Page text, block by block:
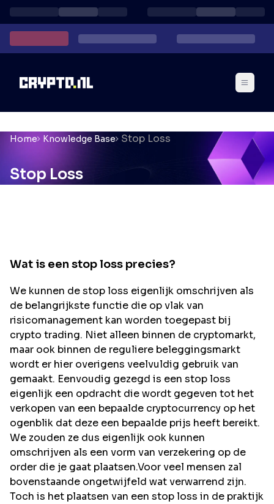
Home Knowledge Base Stop Loss
Stop Loss
Wat is een stop loss precies?
We kunnen de stop loss eigenlijk omschrijven als
de belangrijkste functie die op vlak van
risicomanagement kan worden toegepast bij
crypto trading. Niet alleen binnen de cryptomarkt,
maar ook binnen de reguliere beleggingsmarkt
wordt er hier overigens veelvuldig gebruik van
gemaakt. Eenvoudig gezegd is een stop loss
eigenlijk een opdracht die wordt gegeven tot het
verkopen van een bepaalde cryptocurrency op het
ogenblik dat deze een bepaalde prijs heeft bereikt.
We zouden ze dus eigenlijk ook kunnen
omschrijven als een vorm van verzekering op de
order die je gaat plaatsen.Voor veel mensen zal
bovenstaande ongetwijfeld wat verwarrend zijn.
Toch is het plaatsen van een stop loss in de praktijk